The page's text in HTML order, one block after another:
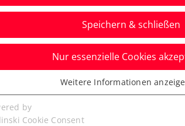
für
die Tour
Speichern & schließen
Nur essenzielle Cookies
Cookies werden für grundlegende
benötigt. Dadurch ist gewährleistet,
Weitere Informationen
by
Cookie Consent